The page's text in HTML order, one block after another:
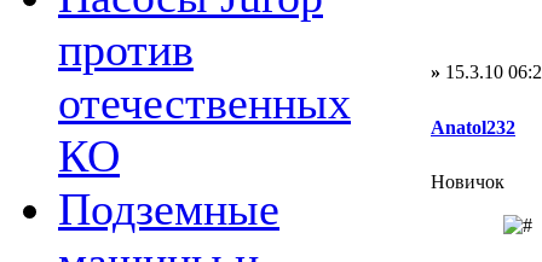
против
отечественных
КО
Подземные
» 15.3.10
Anatol232
Новичок